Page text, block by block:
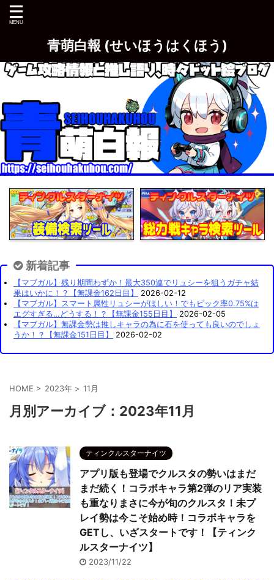
青萌白報 (せいほうはくほう)
新着記事
【マブガル】残り期間わずか！最大350連でリュシーを狙うガチャ結
果はいかに！？【無課金162日目】
2026-02-12
【マブガル】スマート属性リュシーがほしい！でもピック率0.75%は
エグすぎる…どうする！？【無課金155日目】
2026-02-05
【マブガル】無課金勢は推しキャラの為に石を使っても良いのでしょ
うか！？【無課金151日目】
2026-02-02
HOME > 2023年 > 11月
月別アーカイブ：2023年11月
ティンクルスターナイツ
アプリ版も登場でクルスタの勢いはまだ
まだ続く！コラボキャラ第2弾のリア実装
も重なりまさに今が旬のクルスタ！未プ
レイ勢は今こそ始め時！コラボキャラを
GETし、いざスタートです！【ティンク
ルスターナイツ】
2023/11/22